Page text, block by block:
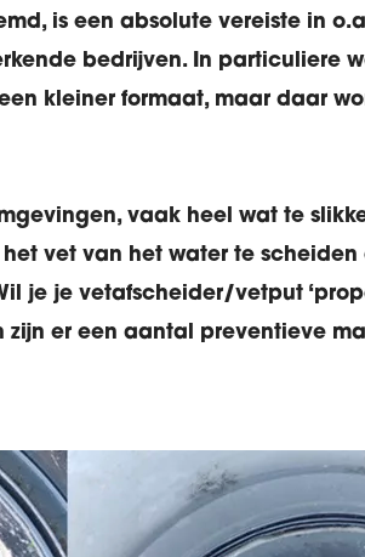
is een absolute vereiste in
bedrijven. In particuliere
kleiner formaat, maar daar
vaak heel wat te
vet van het water te scheiden
je je vetafscheider/vetput
er een aantal preventieve